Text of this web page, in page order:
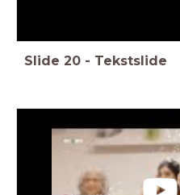
Slide 20 - Tekstslide